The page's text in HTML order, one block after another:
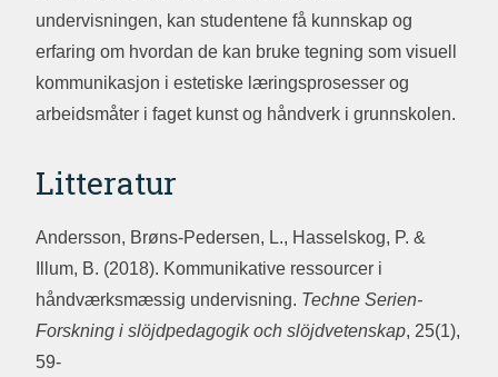
undervisningen, kan studentene få kunnskap og
erfaring om hvordan de kan bruke tegning som visuell
kommunikasjon i estetiske læringsprosesser og
arbeidsmåter i faget kunst og håndverk i grunnskolen.
Litteratur
Andersson, Brøns-Pedersen, L., Hasselskog, P. &
Illum, B. (2018). Kommunikative ressourcer i
håndværksmæssig undervisning. Techne Serien-
Forskning i slöjdpedagogik och slöjdvetenskap, 25(1),
59-